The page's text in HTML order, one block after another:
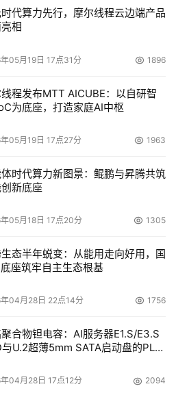
平性能和基础架构效率。
企业建立自己的资源使用和性能
资本支出和运营支出，帮助企业
致，并在降低成本的同时保持服
内容仅供参考，不构成投资建议。
代算力先行，摩尔线程云边端产品
相
05月19日 17点31分 1896
程发布MTT AICUBE：以自研智
为底座，打造家庭AI中枢
05月19日 17点27分 1963
时代算力新图景：鲲鹏与昇腾共筑
新底座
05月18日 17点20分 1305
态半年蜕变：从能用走向好用，国
座筑牢自主生态根基
04月28日 22点14分 1756
合物钽电容：AI服务器E1.S/E3.S
与U.2超薄5mm SATA启动盘的PLP
04月28日 17点12分 2094